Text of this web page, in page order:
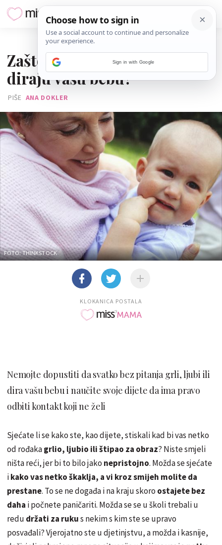
Zašto nije u redu da stranci
diraju vašu bebu?
PIŠE ANA DOKLER
FOTO: THINKSTOCK
KLOKANICA POSTALA
Nemojte dopustiti da svatko bez pitanja grli, ljubi ili
dira vašu bebu i naučite svoje dijete da ima pravo
odbiti kontakt koji ne želi
Sjećate li se kako ste, kao dijete, stiskali kad bi vas netko
od rođakagrlio, ljubio ili štipao za obraz? Niste smjeli
ništa reći, jer bi to bilo jako nepristojno. Možda se sjećate
ikako vas netko škaklja, a vi kroz smijeh molite da
prestane. To se ne događa i na kraju skoro ostajete bez
daha i počnete paničariti. Možda se se u školi trebali u
redu držati za rukus nekim s kim ste se upravo
posvađali? Vjerojatno ste u djetinjstvu, a možda i kasnije,
Sign in with Google